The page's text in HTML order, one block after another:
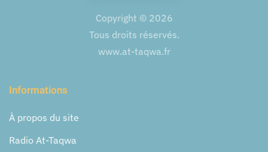
Copyright © 2026
Tous droits réservés.
www.at-taqwa.fr
Informations
À propos du site
Radio At-Taqwa